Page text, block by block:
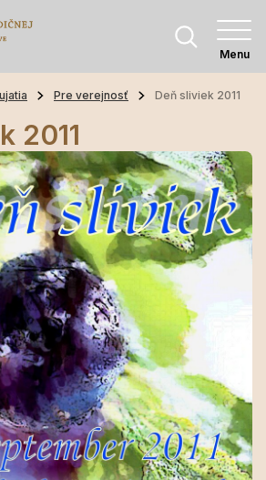
Menu
Pre verejnosť Deň sliviek 2011
2011